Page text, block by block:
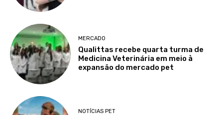
MERCADO
Qualittas recebe quarta turma de
Medicina Veterinária em meio à
expansão do mercado pet
NOTÍCIAS PET